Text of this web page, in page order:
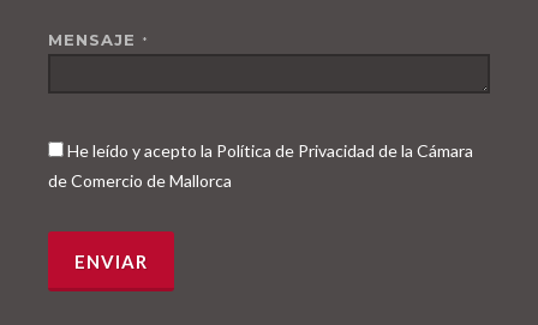
MENSAJE *
He leído y acepto la Política de Privacidad de la Cámara
de Comercio de Mallorca